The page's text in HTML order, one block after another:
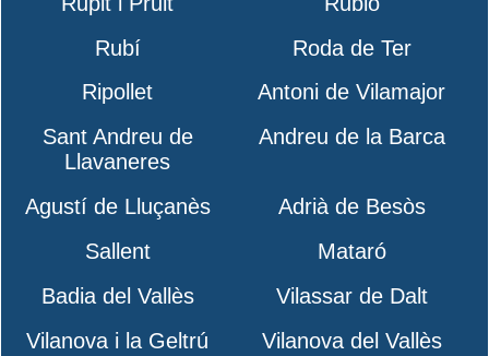
Rubí
Roda de Ter
Ripollet
Antoni de Vilamajor
Sant Andreu de
Llavaneres
Andreu de la Barca
Agustí de Lluçanès
Adrià de Besòs
Sallent
Mataró
Badia del Vallès
Vilassar de Dalt
Vilanova i la Geltrú
Vilanova del Vallès